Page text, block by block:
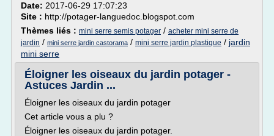
Date: 2017-06-29 17:07:23
Site : http://potager-languedoc.blogspot.com
Thèmes liés : mini serre semis potager / acheter mini serre de
jardin / mini serre jardin castorama / mini serre jardin plastique / jardin
mini serre
Éloigner les oiseaux du jardin potager -
Astuces Jardin ...
Éloigner les oiseaux du jardin potager
Cet article vous a plu ?
Éloigner les oiseaux du jardin potager.